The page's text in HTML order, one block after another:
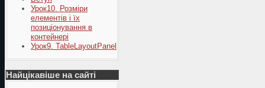
Урок10. Розміри
елементів і їх
позиціонування в
контейнері
Урок9. TableLayoutPanel
Найцікавіше на сайті